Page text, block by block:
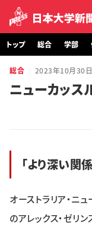
トップ
付属校
校友
トップ 総合 学部
総合 2023年10月30日
ニューカッス
「より深い関
オーストラリア・ニ
のアレックス・ゼリ